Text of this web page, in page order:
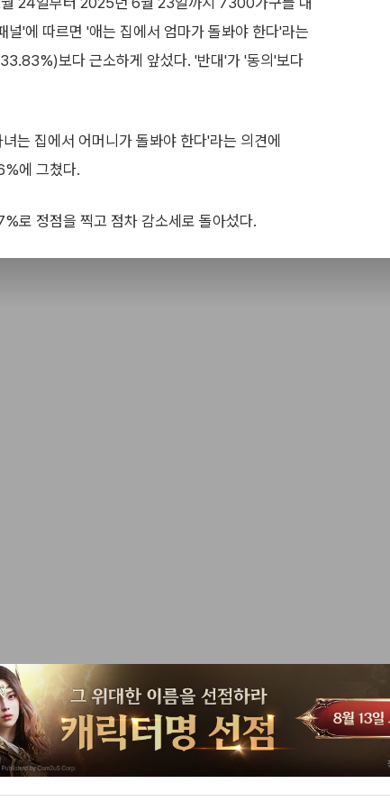
널'에 따르면 '애는 집에서 엄마가 돌봐야 한다'라는
보다 근소하게 앞섰다. '반대'가 '동의'보다
는 집에서 어머니가 돌봐야 한다'라는 의견에
에 그쳤다.
로 정점을 찍고 점차 감소세로 돌아섰다.